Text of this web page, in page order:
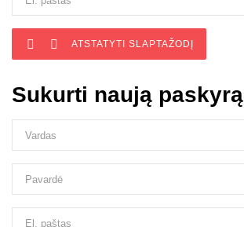
  ATSTATYTI SLAPTAŽODĮ
Sukurti naują paskyrą